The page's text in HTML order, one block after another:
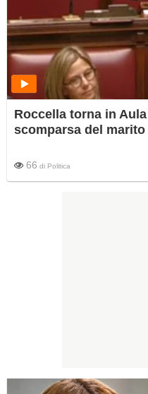
Roccella torna in
scomparsa del
66 di Politica